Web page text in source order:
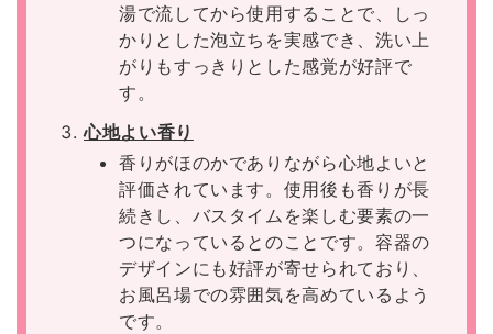
湯で流してから使用することで、しっ
かりとした泡立ちを実感でき、洗い上
がりもすっきりとした感覚が好評で
す。
心地よい香り
香りがほのかでありながら心地よいと
評価されています。使用後も香りが長
続きし、バスタイムを楽しむ要素の一
つになっているとのことです。容器の
デザインにも好評が寄せられており、
お風呂場での雰囲気を高めているよう
です。